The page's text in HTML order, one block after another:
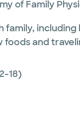
of Family
family,
and
18)